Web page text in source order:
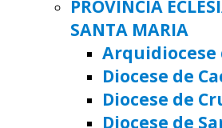
PROVÍNCIA
SANTA MARIA
Arquidiocese
Diocese de
Diocese de
Diocese de